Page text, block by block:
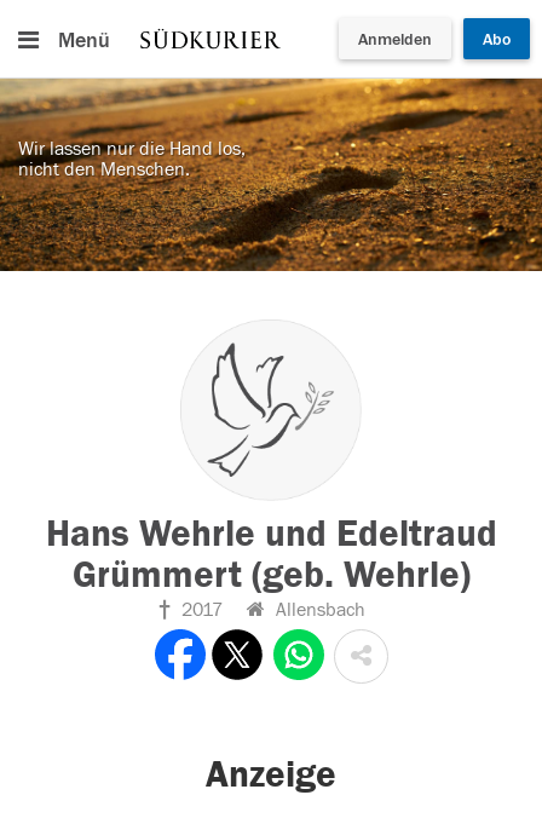
Menü Anmelden Abo
Wir lassen nur die Hand los,
nicht den Menschen.
Hans Wehrle und Edeltraud
Grümmert (geb. Wehrle)
2017 Allensbach
Anzeige